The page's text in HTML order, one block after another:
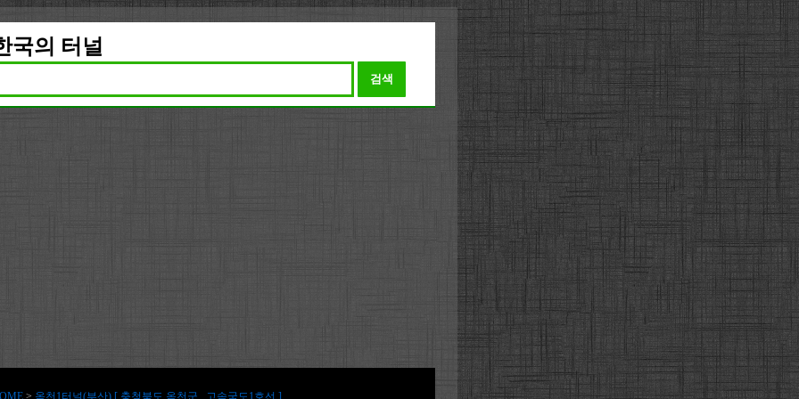
국의 터널
검색
> 옥천1터널(부산) [ 충청북도 옥천군 , 고속국도1호선 ]